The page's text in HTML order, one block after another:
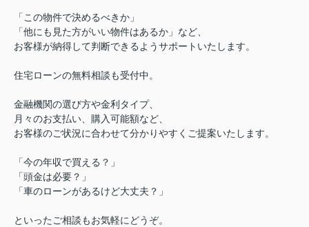
「この物件で決めるべきか」
「他にも見た方がいい物件はあるか」など、
お客様が納得して判断できるようサポートいたします。
住宅ローンの無料相談も受付中。
金融機関の選び方や金利タイプ、
月々のお支払い、購入可能額など、
お客様のご状況に合わせて分かりやすくご提案いたします。
「今の年収で買える？」
「頭金は必要？」
「車のローンがあるけど大丈夫？」
といったご相談もお気軽にどうぞ。